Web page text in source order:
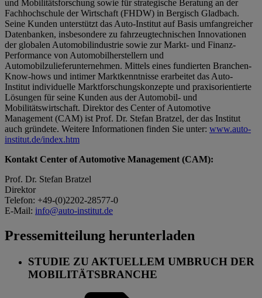
und Mobilitätsforschung sowie für strategische Beratung an der
Fachhochschule der Wirtschaft (FHDW) in Bergisch Gladbach.
Seine Kunden unterstützt das Auto-Institut auf Basis umfangreicher
Datenbanken, insbesondere zu fahrzeugtechnischen Innovationen
der globalen Automobilindustrie sowie zur Markt- und Finanz-
Performance von Automobilherstellern und
Automobilzulieferunternehmen. Mittels eines fundierten Branchen-
Know-hows und intimer Marktkenntnisse erarbeitet das Auto-
Institut individuelle Marktforschungskonzepte und praxisorientierte
Lösungen für seine Kunden aus der Automobil- und
Mobilitätswirtschaft. Direktor des Center of Automotive
Management (CAM) ist Prof. Dr. Stefan Bratzel, der das Institut
auch gründete. Weitere Informationen finden Sie unter: www.auto-
institut.de/index.htm
Kontakt Center of Automotive Management (CAM):
Prof. Dr. Stefan Bratzel
Direktor
Telefon: +49-(0)2202-28577-0
E-Mail: info@auto-institut.de
Pressemitteilung herunterladen
STUDIE ZU AKTUELLEM UMBRUCH DER
MOBILITÄTSBRANCHE